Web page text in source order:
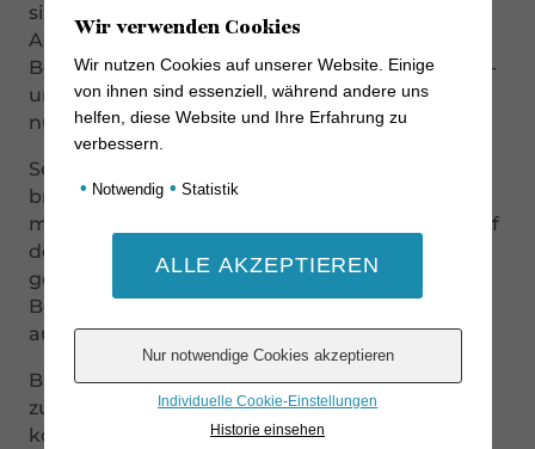
silofreier Rohmilch von Kühen, die auf saftigen
Alpenweiden grasen, reift der Vorarlberger
Bergkäse mindestens 8 Monate im Naturkeller -
und entwickelt dabei sein fein-würziges,
nussiges Aroma mit angenehmer Tiefe.
Sein fester, geschmeidiger Teig, die zart
brüchige Konsistenz und der volle Geschmack
machen ihn zum perfekten Genusskäse: pur auf
der Käseplatte, zu herzhaftem Brot oder
gerieben über warme Speisen. Ein echter
Bergkäse mit Charakter - kräftig, aber
ausgewogen.
Bitte beachten Sie, dass es bei diesem Produkt
zu einem Gewichtsunterschied von +-15 Gramm
kommen kann.
Wir verwenden Cookies
Wir nutzen Cookies auf unserer Website. Einige
von ihnen sind essenziell, während andere uns
helfen, diese Website und Ihre Erfahrung zu
verbessern.
• Notwendig • Statistik
Individuelle Cookie-Einstellungen
Historie einsehen